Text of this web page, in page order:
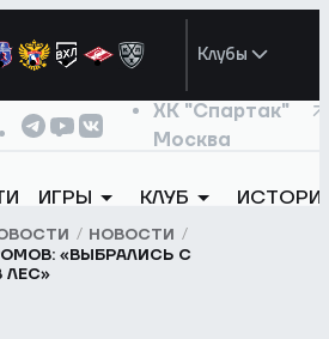
Клубы
ХК "Спартак"
Москва
ИГРЫ КЛУБ
НОВОСТИ
«ВЫБРАЛИСЬ С
ЛЕС»